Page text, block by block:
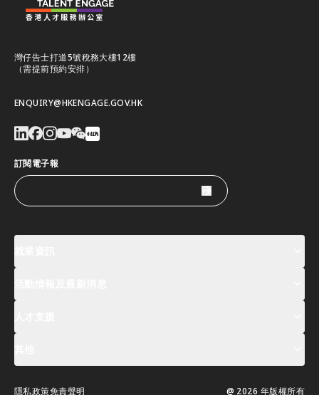
灣仔告士打道5號稅務大樓12樓
（需提前預約安排）
ENQUIRY@HKENGAGE.GOV.HK
訂閱電子報
薪酬指數
全球人才高峰會周
聯絡我們
支援服務
隱私政策免責聲明 @ 2026 年版權所有